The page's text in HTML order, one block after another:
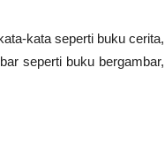
kata seperti buku cerita,
seperti buku bergambar,